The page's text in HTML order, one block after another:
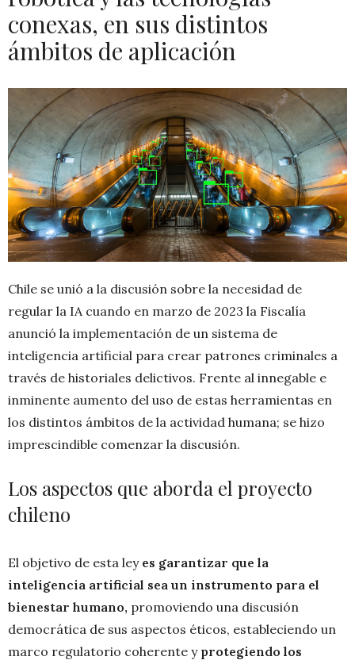
conexas, en sus distintos
ámbitos de aplicación
Chile se unió a la discusión sobre la necesidad de
regular la IA cuando en marzo de 2023 la Fiscalía
anunció la implementación de un sistema de
inteligencia artificial para crear patrones criminales a
través de historiales delictivos. Frente al innegable e
inminente aumento del uso de estas herramientas en
los distintos ámbitos de la actividad humana; se hizo
imprescindible comenzar la discusión.
Los aspectos que aborda el proyecto
chileno
El objetivo de esta ley es garantizar que la
inteligencia artificial sea un instrumento para el
bienestar humano, promoviendo una discusión
democrática de sus aspectos éticos, estableciendo un
marco regulatorio coherente y protegiendo los